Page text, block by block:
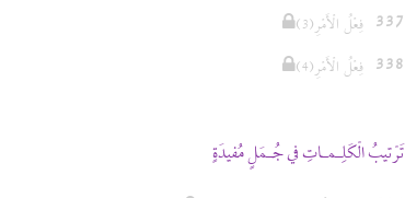
337 (3)فِعْلُ الْأَمْرِ
338 (4)فِعْلُ الْأَمْرِ
تَرْتيبُ الْكَلِـمـاتِ في جُـمَلٍ مُفيدَةٍ